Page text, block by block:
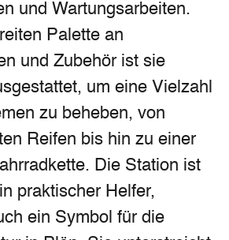
und Wartungsarbeiten.
Palette an
und Zubehör ist sie
um eine Vielzahl
zu beheben, von
Reifen bis hin zu einer
Die Station ist
praktischer Helfer,
ein Symbol für die